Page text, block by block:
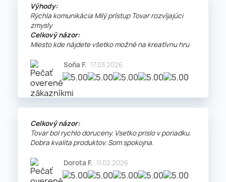
Výhody:
Rýchla komunikácia Milý prístup Tovar rozvíjajúci
zmysly
Celkový názor:
Miesto kde nájdete všetko možné na kreatívnu hru
Soňa F. 17.03.2026
Celkový názor:
Tovar bol rychlo doruceny. Vsetko prislo v poriadku.
Dobra kvalita produktov. Som spokojna.
Dorota F. 11.02.2026